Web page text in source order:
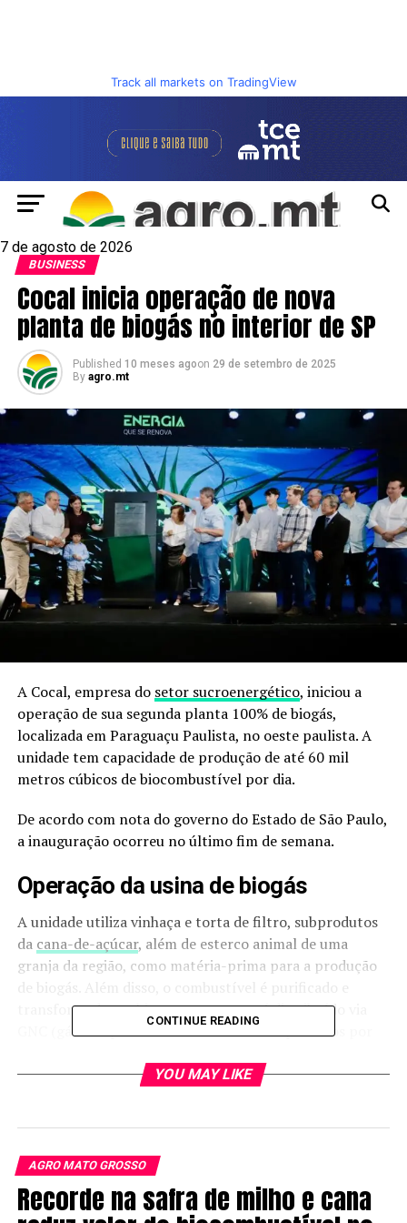
Track all markets on TradingView
7 de agosto de 2026
BUSINESS
Cocal inicia operação de nova
planta de biogás no interior de SP
Published 10 meses agoon 29 de setembro de 2025
By agro.mt
A Cocal, empresa do setor sucroenergético, iniciou a
operação de sua segunda planta 100% de biogás,
localizada em Paraguaçu Paulista, no oeste paulista. A
unidade tem capacidade de produção de até 60 mil
metros cúbicos de biocombustível por dia.
De acordo com nota do governo do Estado de São Paulo,
a inauguração ocorreu no último fim de semana.
Operação da usina de biogás
A unidade utiliza vinhaça e torta de filtro, subprodutos
da cana-de-açúcar, além de esterco animal de uma
granja da região, como matéria-prima para a produção
transformado em biometano, que será distribuído via
GNC (gás comprimido em cilindros transportados por
“Com nossas duas plantas em atividade, nossa região se
membro do conselho de acionistas da Cocal, a outra
planta está localizada em Narandiba.
CONTINUE READING
YOU MAY LIKE
AGRO MATO GROSSO
Recorde na safra de milho e cana